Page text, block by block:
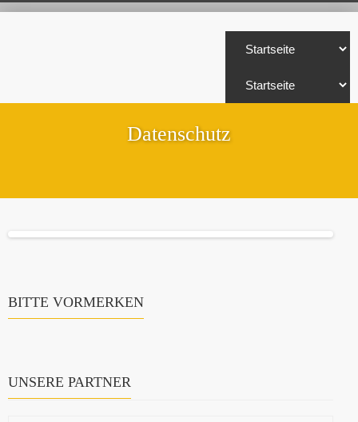
Datenschutz
BITTE VORMERKEN
UNSERE PARTNER